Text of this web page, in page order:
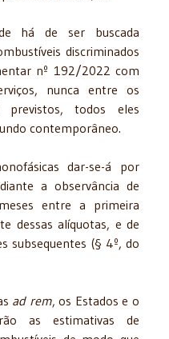
há de ser buscada
discriminados
nº 192/2022 com
nunca entre os
previstos, todos eles
contemporâneo.
dar-se-á por
a observância de
entre a primeira
dessas alíquotas, e de
subsequentes (§ 4º, do
ad rem, os Estados e o
as estimativas de